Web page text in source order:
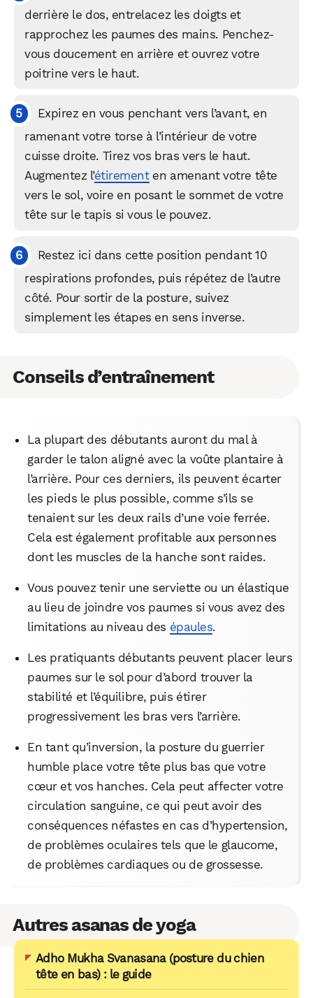
derrière le dos, entrelacez les doigts et
rapprochez les paumes des mains. Penchez-
vous doucement en arrière et ouvrez votre
poitrine vers le haut.
Expirez en vous penchant vers l’avant, en
ramenant votre torse à l’intérieur de votre
cuisse droite. Tirez vos bras vers le haut.
Augmentez l’étirementen amenant votre tête
vers le sol, voire en posant le sommet de votre
tête sur le tapis si vous le pouvez.
Restez ici dans cette position pendant 10
respirations profondes, puis répétez de l’autre
côté. Pour sortir de la posture, suivez
simplement les étapes en sens inverse.
Conseils d’entraînement
La plupart des débutants auront du mal à
garder le talon aligné avec la voûte plantaire à
l’arrière. Pour ces derniers, ils peuvent écarter
les pieds le plus possible, comme s’ils se
tenaient sur les deux rails d’une voie ferrée.
Cela est également profitable aux personnes
dont les muscles de la hanche sont raides.
Vous pouvez tenir une serviette ou un élastique
au lieu de joindre vos paumes si vous avez des
limitations au niveau des épaules.
Les pratiquants débutants peuvent placer leurs
paumes sur le sol pour d’abord trouver la
stabilité et l’équilibre, puis étirer
progressivement les bras vers l’arrière.
En tant qu’inversion, la posture du guerrier
humble place votre tête plus bas que votre
cœur et vos hanches. Cela peut affecter votre
circulation sanguine, ce qui peut avoir des
conséquences néfastes en cas d’hypertension,
de problèmes oculaires tels que le glaucome,
de problèmes cardiaques ou de grossesse.
Autres asanas de yoga
Adho Mukha Svanasana (posture du chien
tête en bas) : le guide
Facebook X LinkedIn